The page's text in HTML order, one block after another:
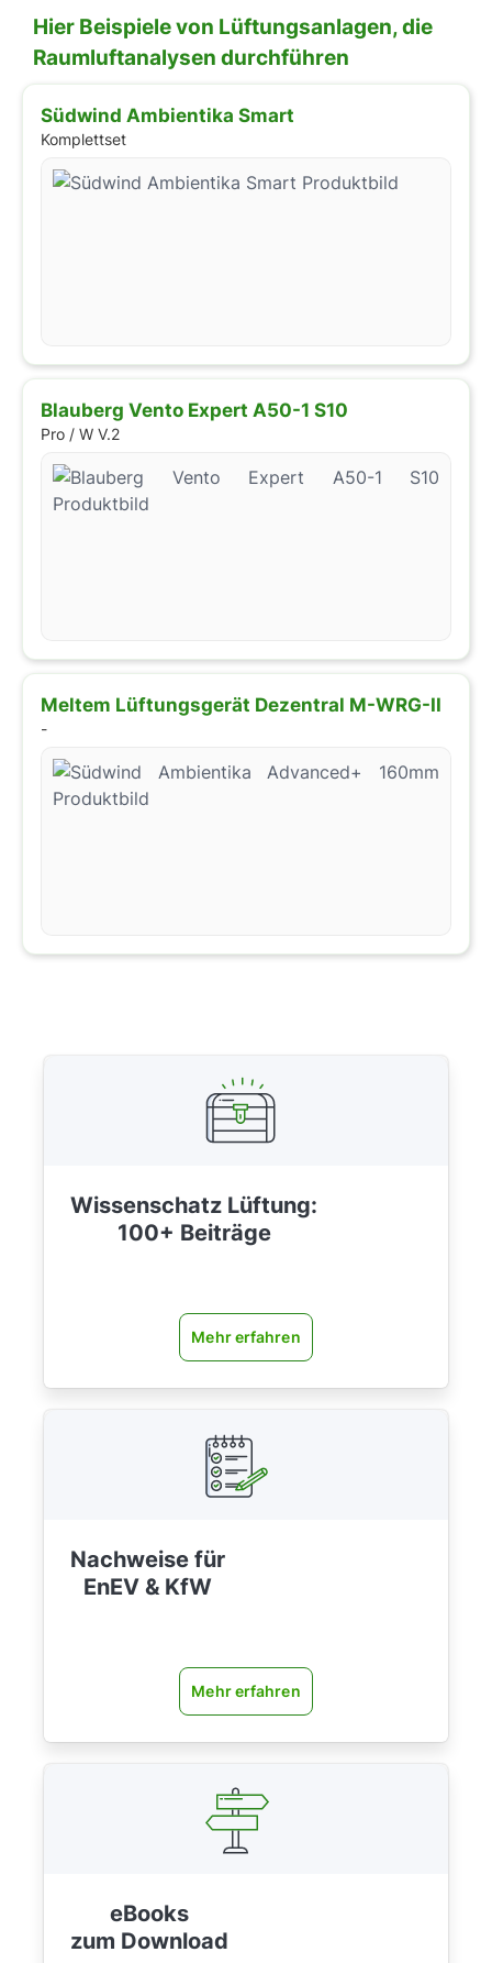
Hier Beispiele von Lüftungsanlagen, die
Raumluftanalysen durchführen
Südwind Ambientika Smart
Komplettset
Blauberg Vento Expert A50-1 S10
Pro / W V.2
Meltem Lüftungsgerät Dezentral M-WRG-II
-
Wissenschatz Lüftung:
100+ Beiträge
Mehr erfahren
Nachweise für
EnEV & KfW
Mehr erfahren
eBooks
zum Download